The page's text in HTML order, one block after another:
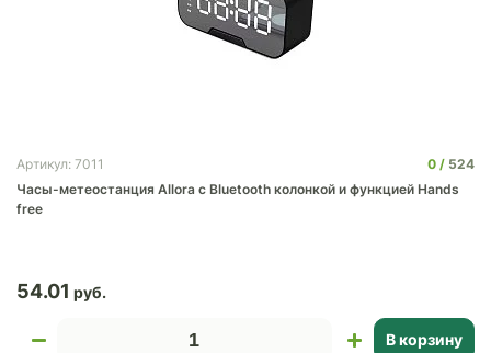
Артикул: 7011 0
524
Часы-метеостанция Allora с Bluetooth колонкой и функцией Hands
free
54.01
В корзину